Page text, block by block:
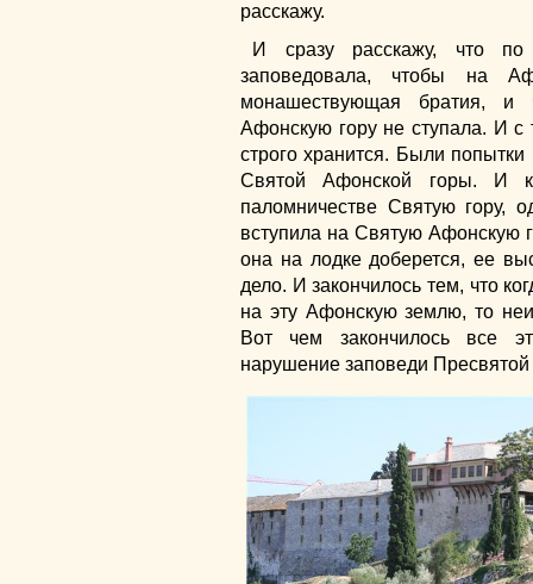
расскажу.
И сразу расскажу, что по
заповедовала, чтобы на
монашествующая братия,
Афонскую гору не ступала. И с
строго хранится. Были
Святой Афонской горы. И
паломничестве Святую гору,
вступила на Святую Афонскую
она на лодке доберется, ее
дело. И закончилось тем, что
на эту Афонскую землю, то
Вот чем закончилось все
нарушение заповеди